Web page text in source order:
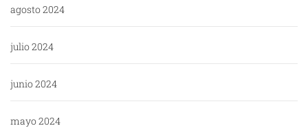
agosto 2024
julio 2024
junio 2024
mayo 2024